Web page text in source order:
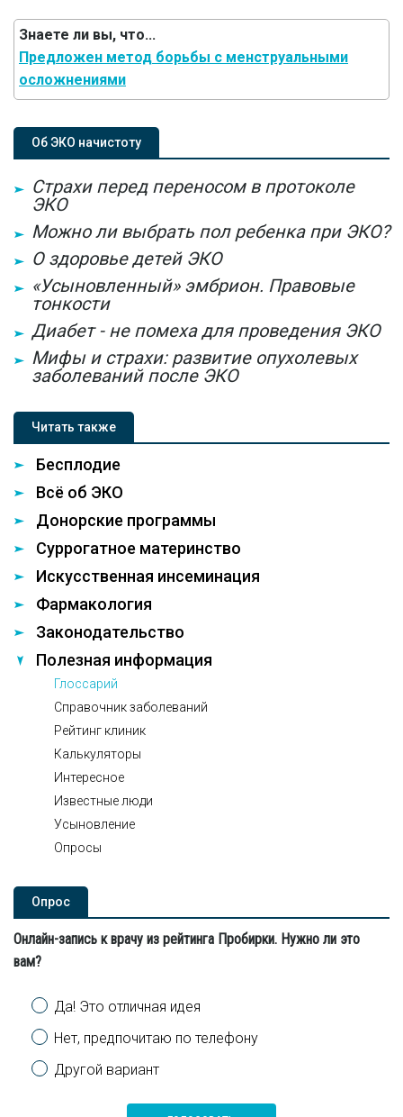
Знаете ли вы, что...
Предложен метод борьбы с менструальными
осложнениями
Об ЭКО начистоту
Страхи перед переносом в протоколе
ЭКО
Можно ли выбрать пол ребенка при ЭКО?
О здоровье детей ЭКО
«Усыновленный» эмбрион. Правовые
тонкости
Диабет - не помеха для проведения ЭКО
Мифы и страхи: развитие опухолевых
заболеваний после ЭКО
Читать также
Бесплодие
Всё об ЭКО
Донорские программы
Суррогатное материнство
Искусственная инсеминация
Фармакология
Законодательство
Полезная информация
Глоссарий
Справочник заболеваний
Рейтинг клиник
Калькуляторы
Интересное
Известные люди
Усыновление
Опросы
Опроc
Онлайн-запись к врачу из рейтинга Пробирки. Нужно ли это
вам?
Варианты
Да! Это отличная идея
Нет, предпочитаю по телефону
Другой вариант